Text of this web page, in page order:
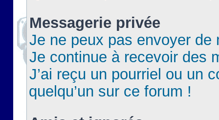
Messagerie privée
Je ne peux pas envoyer de
Je continue à recevoir des
J’ai reçu un pourriel ou un
quelqu’un sur ce forum !